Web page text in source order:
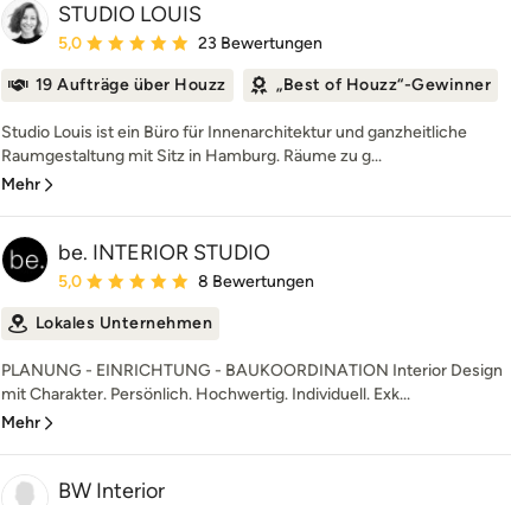
STUDIO LOUIS
Durchschnittliche Bewertung: 5 von 5 Sternen
5,0 23 Bewertungen
19 Aufträge über Houzz „Best of Houzz“-Gewinner
Studio Louis ist ein Büro für Innenarchitektur und ganzheitliche
Raumgestaltung mit Sitz in Hamburg. Räume zu g...
Mehr
be. INTERIOR STUDIO
Durchschnittliche Bewertung: 5 von 5 Sternen
5,0 8 Bewertungen
Lokales Unternehmen
PLANUNG - EINRICHTUNG - BAUKOORDINATION Interior Design
mit Charakter. Persönlich. Hochwertig. Individuell. Exk...
Mehr
BW Interior